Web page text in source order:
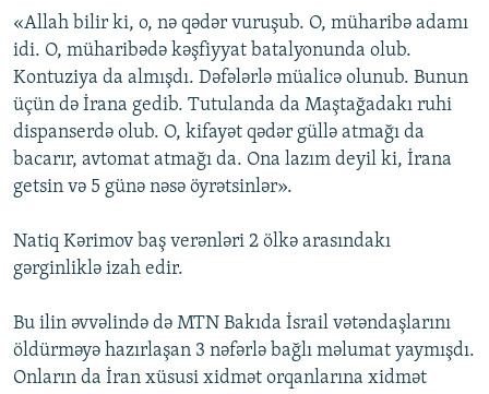
«Allah bilir ki, o, nə qədər vuruşub. O, müharibə adamı
idi. O, müharibədə kəşfiyyat batalyonunda olub.
Kontuziya da almışdı. Dəfələrlə müalicə olunub. Bunun
üçün də İrana gedib. Tutulanda da Maştağadakı ruhi
dispanserdə olub. O, kifayət qədər güllə atmağı da
bacarır, avtomat atmağı da. Ona lazım deyil ki, İrana
getsin və 5 günə nəsə öyrətsinlər».
Natiq Kərimov baş verənləri 2 ölkə arasındakı
gərginliklə izah edir.
Bu ilin əvvəlində də MTN Bakıda İsrail vətəndaşlarını
öldürməyə hazırlaşan 3 nəfərlə bağlı məlumat yaymışdı.
Onların da İran xüsusi xidmət orqanlarına xidmət